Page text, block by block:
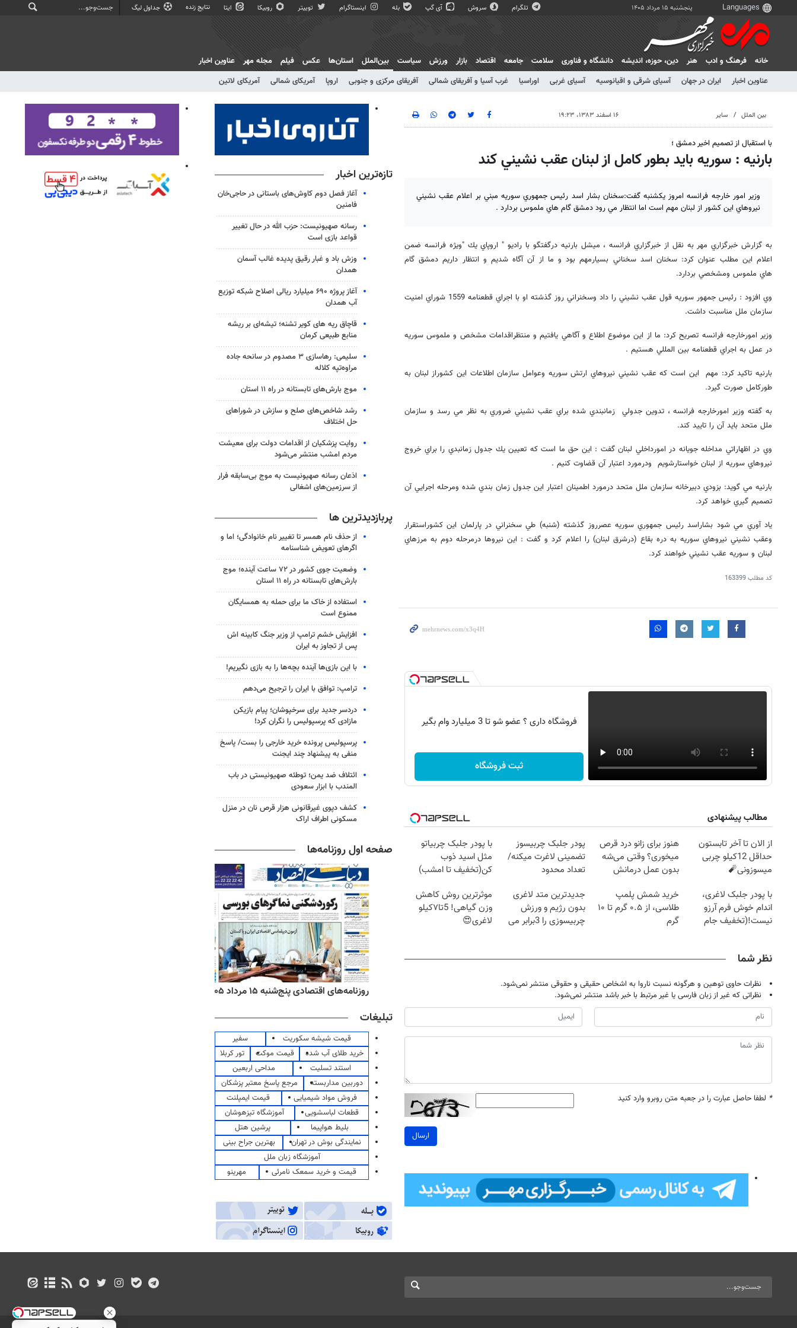
پنجشنبه ۱۵ مرداد ۱۴۰۵ تلگرام سروش آی گپ بله اینستاگرام توییتر روبیکا ایتا نتایج زنده جداول لیگ
خانه فرهنگ و ادب هنر دين، حوزه، انديشه دانشگاه و فناوری سلامت جامعه اقتصاد بازار ورزش سیاست
بین‌الملل
عناوین اخبار
ایران در جهان آسیای شرقی و اقیانوسیه آسیای غربی اوراسیا غرب آسیا و آفریقای شمالی آفریقای مرکزی و جنوبی اروپا آمریکای شمالی آمریکای لاتین
استان‌ها عکس فیلم مجله مهر عناوین اخبار
بین الملل سایر ۱۶ اسفند ۱۳۸۳، ۱۹:۲۳
با استقبال از تصميم اخير دمشق ؛
بارنيه : سوريه بايد بطور كامل از لبنان عقب نشيني كند
وزير امور خارجه فرانسه امروز يكشنبه گفت:سخنان بشار اسد رئيس جمهوري سوريه مبني بر اعلام عقب نشيني
نيروهاي اين كشور از لبنان مهم است اما انتظار مي رود دمشق گام هاي ملموس بردارد .
به گزارش خبرگزاري مهر به نقل از خبرگزاري فرانسه ، ميشل بارنيه درگفتگو با راديو " اروپاي يك "ويژه فرانسه ضمن
اعلام اين مطلب عنوان كرد: سخنان اسد سخناني بسيارمهم بود و ما از آن آگاه شديم و انتظار داريم دمشق گام
هاي ملموس ومشخصي بردارد.
وي افزود : رئيس جمهور سوريه قول عقب نشيني را داد وسخنراني روز گذشته او با اجراي قطعنامه 1559 شوراي امنيت
سازمان ملل مناسبت داشت.
وزير امورخارجه فرانسه تصريح كرد: ما از اين موضوع اطلاع و آگاهي يافتيم و منتظراقدامات مشخص و ملموس سوريه
در عمل به اجراي قطعنامه بين المللي هستيم .
بارنيه تاكيد كرد: مهم اين است كه عقب نشيني نيروهاي ارتش سوريه وعوامل سازمان اطلاعات اين كشوراز لبنان به
طوركامل صورت گيرد.
به گفته وزير امورخارجه فرانسه ، تدوين جدولي زمانبندي شده براي عقب نشيني ضروري به نظر مي رسد و سازمان
ملل متحد بايد آن را تاييد كند.
وي در اظهاراتي مداخله جويانه در امورداخلي لبنان گفت : اين حق ما است كه تعيين يك جدول زمانبدي را براي خروج
نيروهاي سوريه از لبنان خواستارشويم ودرمورد اعتبار آن قضاوت كنيم .
بارنيه مي گويد: بزودي دبيرخانه سازمان ملل متحد درمورد اطمينان اعتبار اين جدول زمان بندي شده ومرحله اجرايي آن
تصميم گيري خواهد كرد.
ياد آوري مي شود بشاراسد رئيس جمهوري سوريه عصرروز گذشته (شنبه) طي سخنراني در پارلمان اين كشوراستقرار
وعقب نشيني نيروهاي سوريه به دره بقاع (درشرق لبنان) را اعلام كرد و گفت : اين نيروها درمرحله دوم به مرزهاي
لبنان و سوريه عقب نشيني خواهند كرد.
کد مطلب163399
فروشگاه داری ؟ عضو شو تا 3 میلیارد وام بگیر
ثبت فروشگاه
مطالب پیشنهادی
از الان تا آخر تابستون
حداقل 12کیلو چربی
میسوزونی🧨
هنوز برای زانو درد قرص
میخوری؟ وقتی می‌شه
بدون عمل درمانش
پودر جلبک چربیسوز
تضمینی لاغرت میکنه/
تعداد محدود
با پودر جلبک چربیاتو
مثل اسید ذوب
کن(تخفیف تا امشب)
با پودر جلبک لاغری،
اندام خوش فرم آرزو
نیست!(تخفیف جام
خرید شمش پلمپ
طلاسی، از ۰.۵ گرم تا ۱۰
گرم
جدیدترین متد لاغری
بدون رژیم و ورزش
چربیسوزی را 3برابر می
موثرترین روش کاهش
وزن گیاهی! 5تا۷کیلو
لاغری😍
نظر شما
نظرات حاوی توهین و هرگونه نسبت ناروا به اشخاص حقیقی و حقوقی منتشر نمی‌شود.
نظراتی که غیر از زبان فارسی یا غیر مرتبط با خبر باشد منتشر نمی‌شود.
* لطفا حاصل عبارت را در جعبه متن روبرو وارد کنید
ارسال
تازه‌ترین اخبار
آغاز فصل دوم کاوش‌های باستانی در حاجی‌خان
فامنین
رسانه صهیونیست: حزب الله در حال تغییر
قواعد بازی است
وزش باد و غبار رقیق پدیده غالب آسمان
همدان
آغاز پروژه ۶۹۰ میلیارد ریالی اصلاح شبکه توزیع
آب همدان
قاچاق ریه های کویر تشنه؛ تیشه‌ای بر ریشه
منابع طبیعی کرمان
سلیمی: رهاسازی ۳ مصدوم در سانحه جاده
مراوه‌تپه کلاله
موج بارش‌های تابستانه در راه ۱۱ استان
رشد شاخص‌های صلح و سازش در شوراهای
حل اختلاف
روایت پزشکیان از اقدامات دولت برای معیشت
مردم امشب منتشر می‌شود
اذعان رسانه صهیونیست به موج بی‌سابقه فرار
از سرزمین‌های اشغالی
پربازدیدترین ها
از حذف نام همسر تا تغییر نام خانوادگی؛ اما و
اگرهای تعویض شناسنامه
وضعیت جوی کشور در ۷۲ ساعت آینده؛ موج
بارش‌های تابستانه در راه ۱۱ استان
استفاده از خاک ما برای حمله به همسایگان
ممنوع است
افزایش خشم ترامپ از وزیر جنگ کابینه اش
پس از تجاوز به ایران
با این بازی‌ها آینده بچه‌ها را به بازی نگیریم!
ترامپ: توافق با ایران را ترجیح می‌دهم
دردسر جدید برای سرخپوشان؛ پیام بازیکن
مازادی که پرسپولیس را نگران کرد!
پرسپولیس پرونده خرید خارجی را بست/ پاسخ
منفی به پیشنهاد چند ایجنت
ائتلاف ضد یمن؛ توطئه صهیونیستی در باب
المندب با ابزار سعودی
کشف دپوی غیرقانونی هزار قرص نان در منزل
مسکونی اطراف اراک
صفحه اول روزنامه‌ها
روزنامه‌های اقتصادی چهارشنبه ۱۴ مرداد ۱۴۰۵ روزنامه‌های ورزشی پنج‌شنبه ۱۵ مرداد ۱۴۰۵ روزنامه‌های اقتصادی پنج‌شنبه ۱۵ مرداد ۱۴۰۵
تبلیغات
قیمت شیشه سکوریت
سفیر
خرید طلای آب شده
قیمت موکت
تور کربلا
استند تسلیت
مداحی اربعین
دوربین مداربسته
مرجع پاسخ معتبر پزشکان
فروش مواد شیمیایی
قیمت ایمپلنت
قطعات لباسشویی
آموزشگاه تیزهوشان
بلیط هواپیما
پرشین هتل
نمایندگی بوش در تهران
بهترین جراح بینی
آموزشگاه زبان ملل
قیمت و خرید سمعک نامرئی
مهرینو